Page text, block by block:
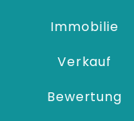
Immobilie
Verkauf
Bewertung